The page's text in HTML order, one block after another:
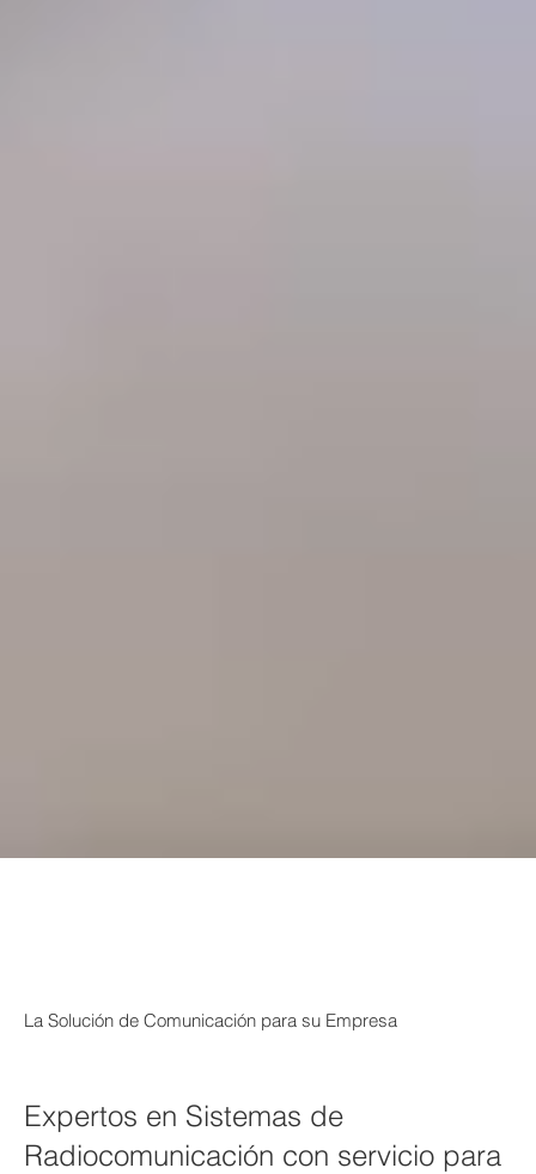
La Solución de Comunicación para su Empresa
Expertos en Sistemas de
Radiocomunicación con servicio para